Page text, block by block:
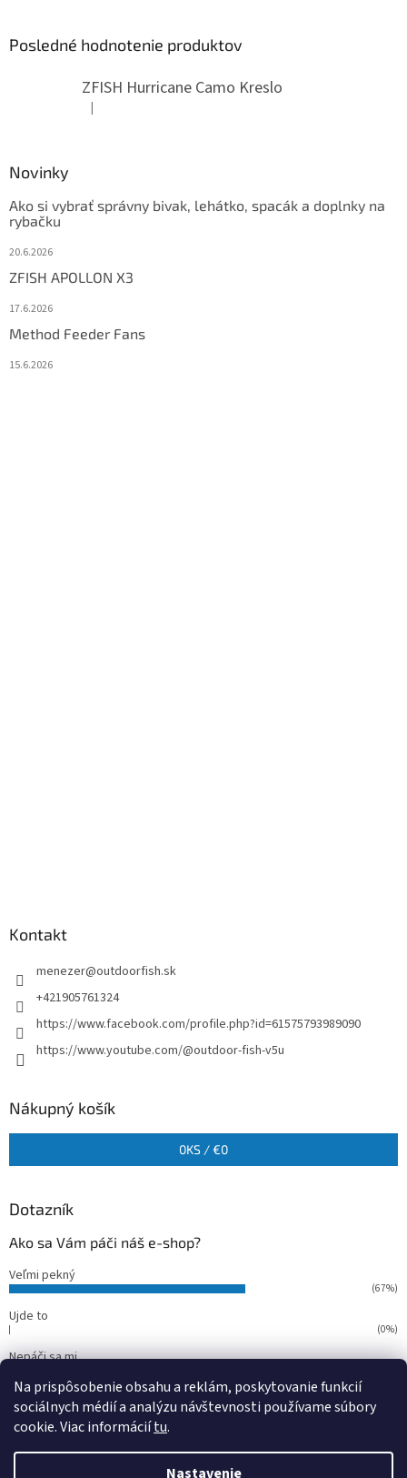
Na prispôsobenie obsahu a reklám, poskytovanie funkcií
sociálnych médií a analýzu návštevnosti používame súbory
cookie. Viac informáciítu.
Nastavenie
Posledné hodnotenie produktov
ZFISH Hurricane Camo Kreslo
Hodnotenie produktu je 5 z 5 hviezdičiek.
|
Novinky
Ako si vybrať správny bivak, lehátko, spacák a doplnky na
rybačku
20.6.2026
ZFISH APOLLON X3
17.6.2026
Method Feeder Fans
15.6.2026
Kontakt
menezer@outdoorfish.sk
+421905761324
https://www.facebook.com/profile.php?id=61575793989090
https://www.youtube.com/@outdoor-fish-v5u
Nákupný košík
0KS /€0
Dotazník
Ako sa Vám páči náš e-shop?
Veľmi pekný
(67%)
Ujde to
(0%)
Nepáči sa mi
Počet hlasov:15